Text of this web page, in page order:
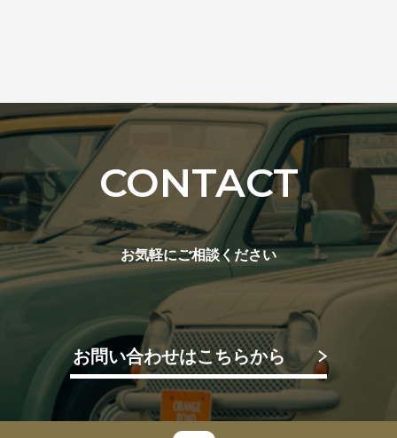
CONTACT
お気軽にご相談ください
お問い合わせはこちらから